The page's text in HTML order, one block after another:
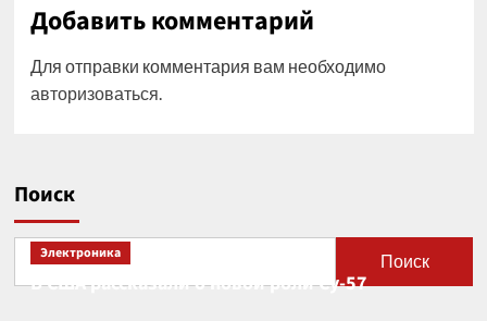
Добавить комментарий
Для отправки комментария вам необходимо
авторизоваться.
Поиск
Поиск
Электроника
В США рассказали о новой роли Су-57